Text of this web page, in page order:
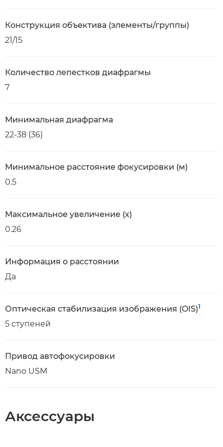
Конструкция объектива (элементы/группы)
21/15
Количество лепестков диафрагмы
7
Минимальная диафрагма
22-38 (36)
Минимальное расстояние фокусировки (м)
0.5
Максимальное увеличение (x)
0.26
Информация о расстоянии
Да
Оптическая стабилизация изображения (OIS)1
5 ступеней
Привод автофокусировки
Nano USM
Аксессуары